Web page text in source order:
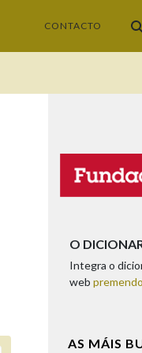
CONTACTO
O
Integra o
web
AS MÁIS